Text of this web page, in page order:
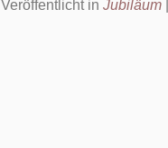
Veröffentlicht in Jubiläum